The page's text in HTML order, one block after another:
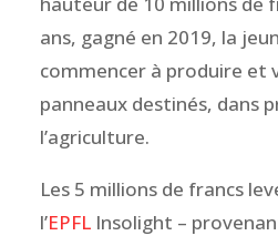
ans, gagné en 2019, la
commencer à produire et
panneaux destinés, dans
l’agriculture.
Les 5 millions de francs
l’EPFLInsolight –